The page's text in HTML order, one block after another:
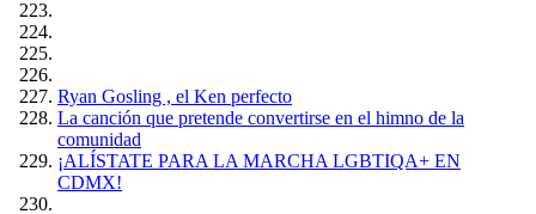
Ryan Gosling , el Ken perfecto
La canción que pretende convertirse en el himno de la
comunidad
¡ALÍSTATE PARA LA MARCHA LGBTIQA+ EN
CDMX!